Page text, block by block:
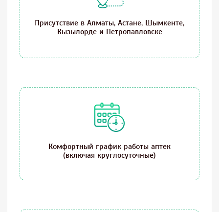
Присутствие в Алматы, Астане, Шымкенте,
Кызылорде и Петропавловске
Комфортный график работы аптек
(включая круглосуточные)